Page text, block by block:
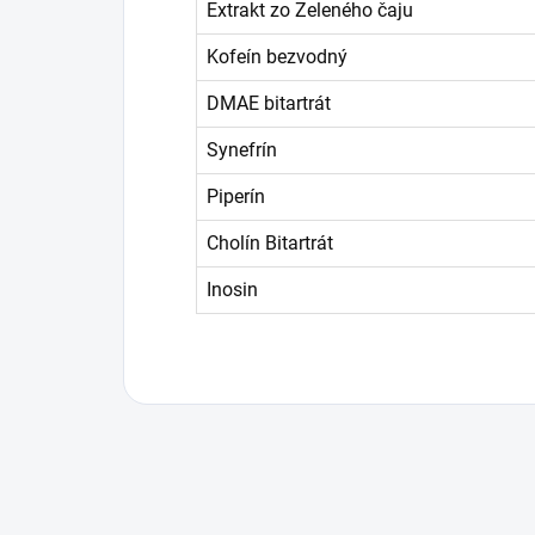
Extrakt zo Zeleného čaju
Kofeín bezvodný
DMAE bitartrát
Synefrín
Piperín
Cholín Bitartrát
Inosin